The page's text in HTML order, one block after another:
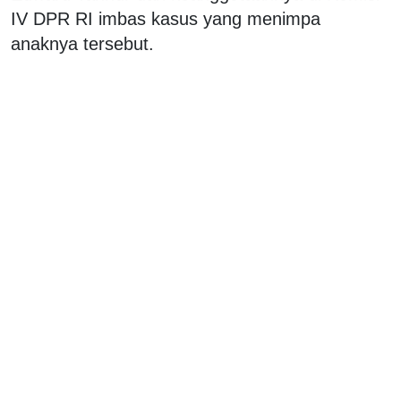
IV DPR RI imbas kasus yang menimpa
anaknya tersebut.